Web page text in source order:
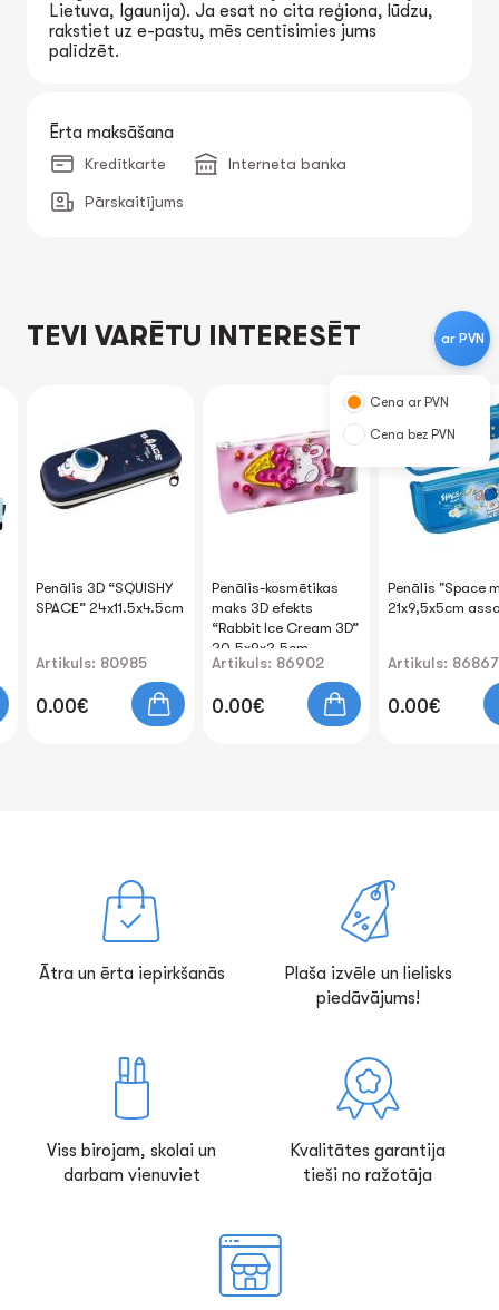
Lietuva, Igaunija). Ja esat no cita reģiona, lūdzu,
rakstiet uz e-pastu, mēs centīsimies jums
palīdzēt.
Ērta maksāšana
Kredītkarte Interneta banka
Pārskaitījums
TEVI VARĒTU INTERESĒT
Penālis 3D “SQUISHY
SPACE” 24x11.5x4.5cm
Artikuls: 80985
0.00€
Penālis-kosmētikas
maks 3D efekts
“Rabbit Ice Cream 3D”
20.5x9x2.5cm
Artikuls: 86902
0.00€
Penālis "Space
21x9,5x5cm
Artikuls: 86867
0.00€
ar PVN
Cena ar PVN
Cena bez PVN
Ātra un ērta iepirkšanās
Plaša izvēle un lielisks
piedāvājums!
Viss birojam, skolai un
darbam vienuviet
Kvalitātes garantija
tieši no ražotāja